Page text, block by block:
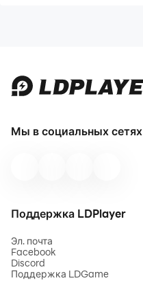
Мы в социальных сетях
Поддержка LDPlayer
Эл. почта
Facebook
Discord
Поддержка LDGame